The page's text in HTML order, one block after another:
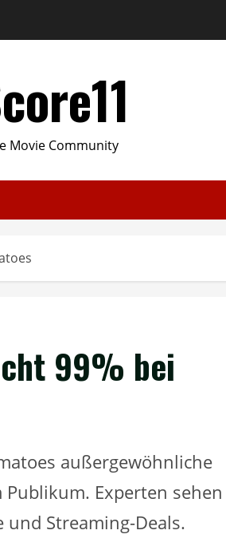
Movie Community
99% bei
außergewöhnliche
Experten sehen
Streaming-Deals.